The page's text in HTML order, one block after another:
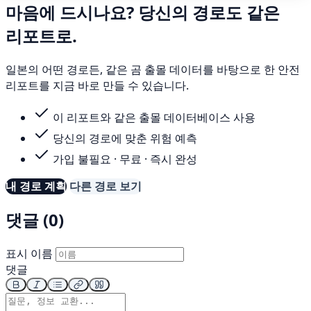
마음에 드시나요? 당신의 경로도 같은
리포트로.
일본의 어떤 경로든, 같은 곰 출몰 데이터를 바탕으로 한 안전
리포트를 지금 바로 만들 수 있습니다.
이 리포트와 같은 출몰 데이터베이스 사용
당신의 경로에 맞춘 위험 예측
가입 불필요 · 무료 · 즉시 완성
내 경로 계획 다른 경로 보기
댓글 (0)
표시 이름
댓글